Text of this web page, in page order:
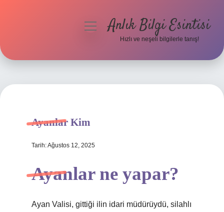
Hakkımızda
menüyüAnlık Bilgi Esintisi
Hızlı ve neşeli bilgilerle tanış!
Ayanlar Kim
Tarih: Ağustos 12, 2025
Ayanlar ne yapar?
Ayan Valisi, gittiği ilin idari müdürüydü, silahlı